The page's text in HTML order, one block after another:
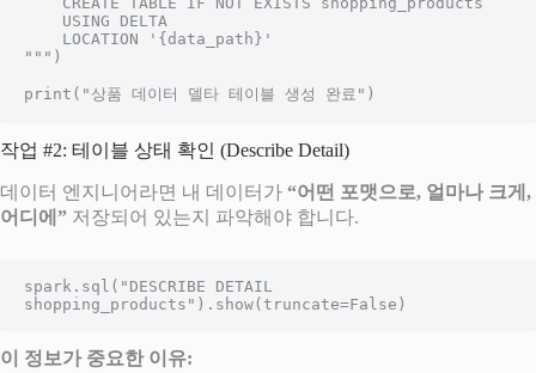
""")
print("상품 데이터 델타 테이블 생성 완료")
작업 #2: 테이블 상태 확인 (Describe Detail)
데이터 엔지니어라면 내 데이터가 “어떤 포맷으로, 얼마나 크게,
어디에” 저장되어 있는지 파악해야 합니다.
spark.sql("DESCRIBE DETAIL
shopping_products").show(truncate=False)
이 정보가 중요한 이유: